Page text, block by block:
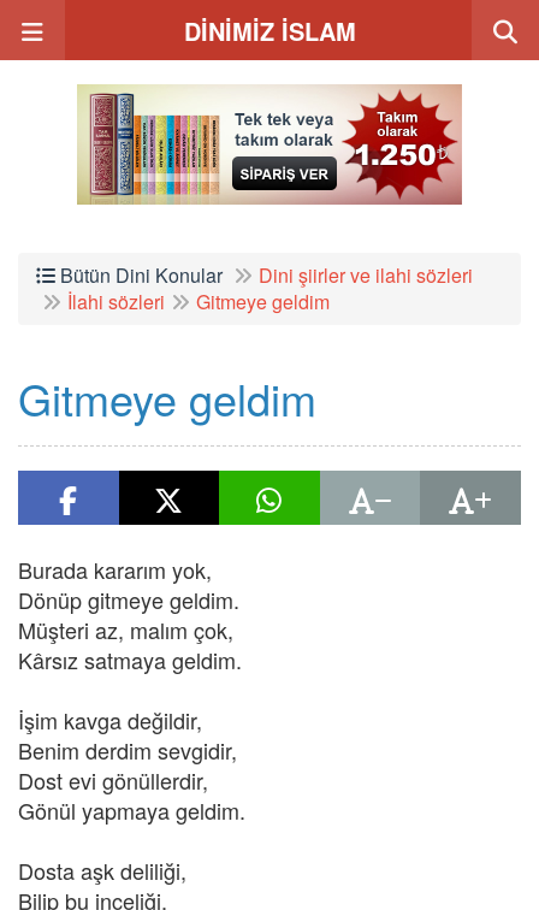
DİNİMİZ İSLAM
Bütün Dini Konular
Dini şiirler ve ilahi sözleri
İlahi sözleri
Gitmeye geldim
Gitmeye geldim
Burada kararım yok,
Dönüp gitmeye geldim.
Müşteri az, malım çok,
Kârsız satmaya geldim.
İşim kavga değildir,
Benim derdim sevgidir,
Dost evi gönüllerdir,
Gönül yapmaya geldim.
Dosta aşk deliliği,
Bilip bu inceliği,